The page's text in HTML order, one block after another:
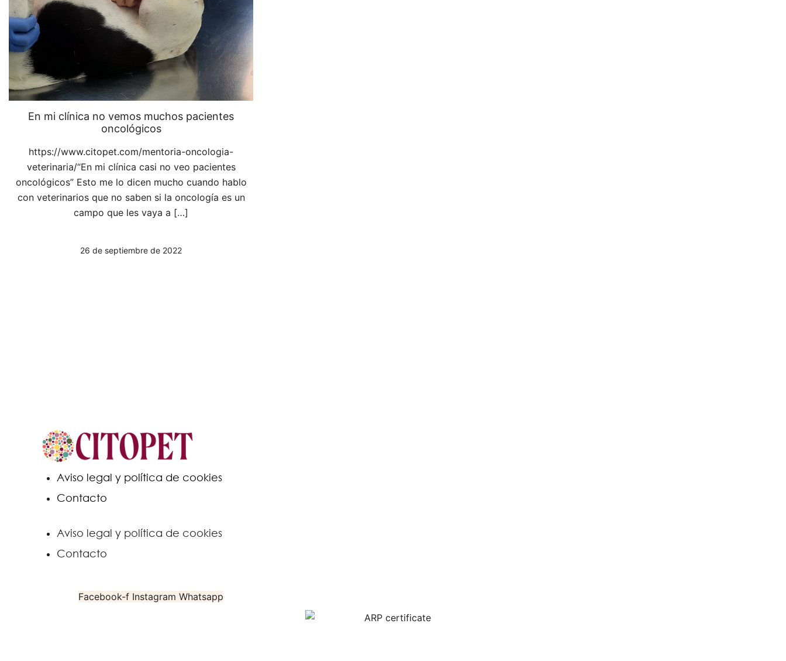
En mi clínica no vemos muchos pacientes
oncológicos
https://www.citopet.com/mentoria-oncologia-
veterinaria/“En mi clínica casi no veo pacientes
oncológicos” Esto me lo dicen mucho cuando hablo
con veterinarios que no saben si la oncología es un
campo que les vaya a […]
26 de septiembre de 2022
Aviso legal y política de cookies
Contacto
Aviso legal y política de cookies
Contacto
Facebook-f Instagram Whatsapp